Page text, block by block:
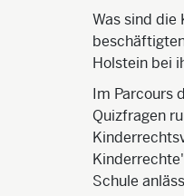
Was sind die
Holstein bei
Im Parcours
Quizfragen
Schule